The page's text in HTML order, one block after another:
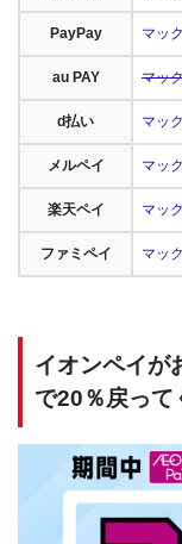
PayPay マッ
au PAY マッ
d払い マッ
メルペイ マッ
楽天ペイ マッ
ファミペイ マッ
イオンペイが
で20％戻って